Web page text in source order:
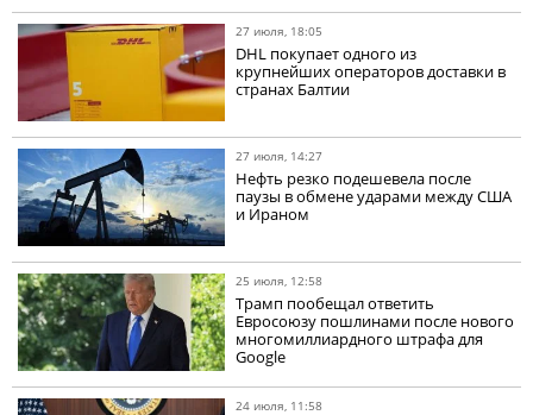
27 июля, 18:05
DHL покупает одного из
крупнейших операторов доставки в
странах Балтии
27 июля, 14:27
Нефть резко подешевела после
паузы в обмене ударами между США
и Ираном
25 июля, 12:58
Трамп пообещал ответить
Евросоюзу пошлинами после нового
многомиллиардного штрафа для
Google
24 июля, 11:58